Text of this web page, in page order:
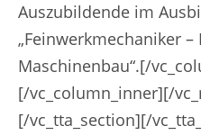
Auszubildende im
„Feinwerkmechaniker
Maschinenbau“.[/
[/vc_column_inner][/
[/vc_tta_section][/